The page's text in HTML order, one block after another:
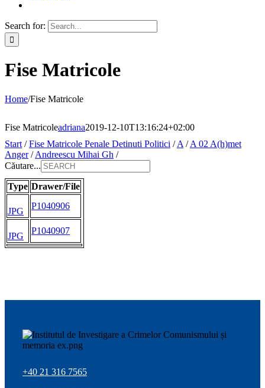
Search for:
Fise Matricole
Home/Fise Matricole
Fise Matricoleadriana2019-12-10T13:16:24+02:00
Start /Fise Matricole Penale Detinuti Politici /A /A 02 A(h)met
Anger/Andreescu Mihai Gh /
Căutare...
Type Drawer/File
JPG
P1040906
JPG
P1040907
+40 21 316 7565